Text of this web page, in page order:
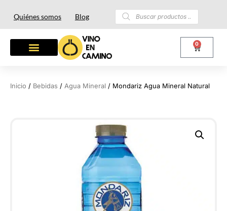
Quiénes somos Blog
0
Inicio / Bebidas / Agua Mineral / Mondariz Agua Mineral Natural